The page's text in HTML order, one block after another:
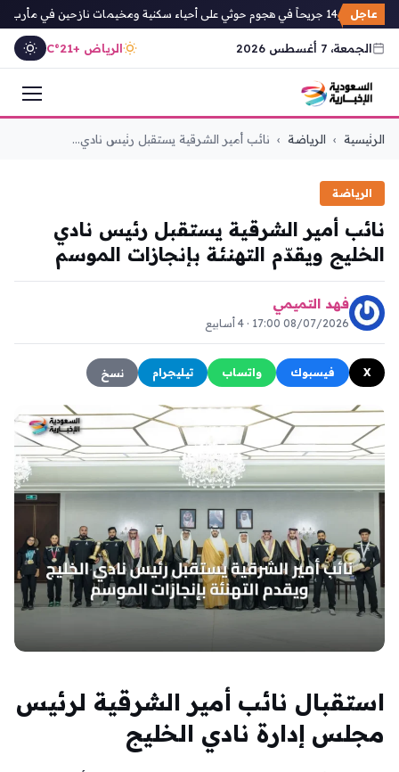
عاجل
هجوم حوثي على أحياء سكنية ومخيمات نازحين في مأرب
الجمعة، 7 أغسطس 2026 الرياض +21°C
التجاوز
الرئيسية › الرياضة › نائب أمير الشرقية يستقبل رئيس نادي...
الرياضة
نائب أمير الشرقية يستقبل رئيس نادي
الخليج ويقدّم التهنئة بإنجازات الموسم
فهد التميمي
08/07/2026 17:00 · 4 أسابيع
X فيسبوك واتساب تيليجرام نسخ
استقبال نائب أمير الشرقية لرئيس
مجلس إدارة نادي الخليج